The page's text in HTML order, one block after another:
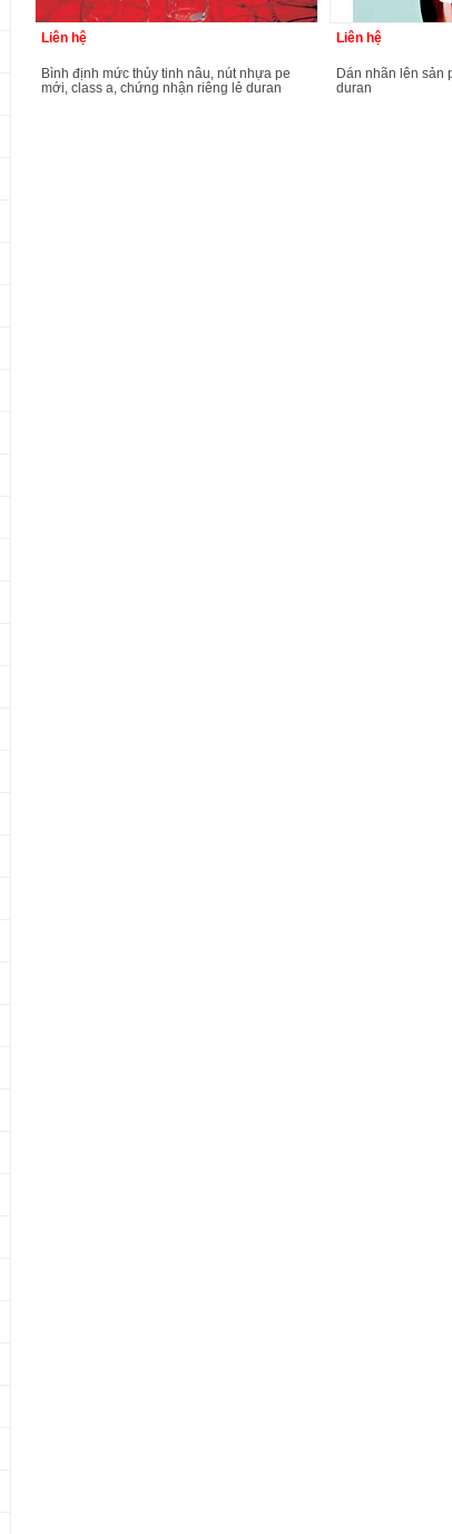
Liên hệ
bình định mức thủy tinh nâu, nút nhựa pe
mới, class a, chứng nhận riêng lẻ duran
Liên hệ
dán nhãn lên sản phẩm duran theo yêu cầu
duran